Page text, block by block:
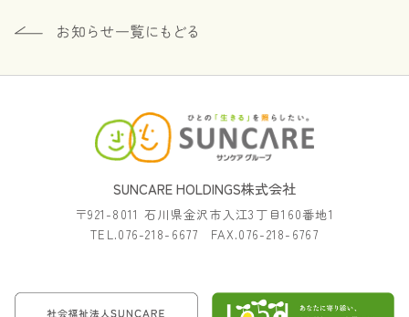
SUNCARE HOLDINGS株式会社
〒921-8011 石川県金沢市入江3丁目160番地1
TEL.076-218-6677 FAX.076-218-6767